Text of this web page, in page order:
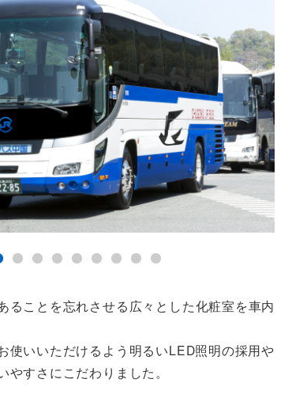
ることを忘れさせる広々とした化粧室を車内
使いいただけるよう明るいLED照明の採用や
やすさにこだわりました。